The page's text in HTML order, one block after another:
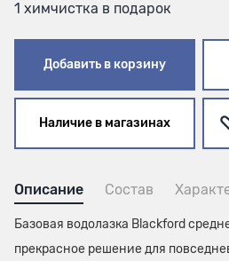
1 химчистка в подарок
Добавить в корзину
Наличие в магазинах
Описание Состав
Базовая водолазка Blackford
прекрасное решение для